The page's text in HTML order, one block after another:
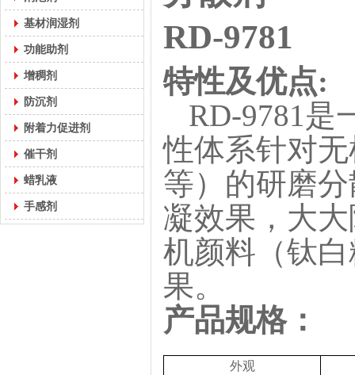
基材润湿剂
功能助剂
增稠剂
防沉剂
附着力促进剂
催干剂
蜡乳液
手感剂
RD-9781
特性及优点:
RD-9781是
性体系针对
等）的研磨
凝效果，大
机颜料（钛
果。
产品规格：
外观